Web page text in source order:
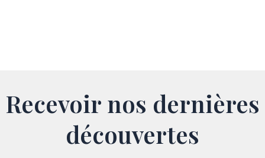
Recevoir nos dernières
découvertes